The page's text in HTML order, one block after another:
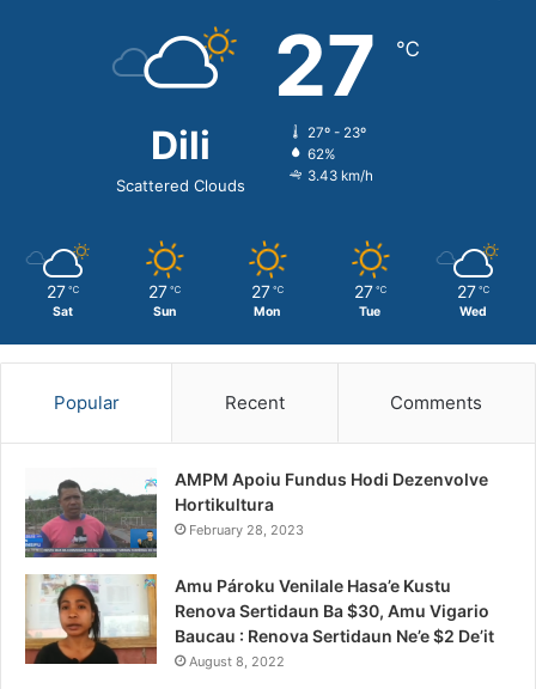
Dili
Scattered Clouds
27 ℃
27º - 23º
62%
3.43 km/h
27 ℃
Sat
27 ℃
Sun
27 ℃
Mon
27 ℃
Tue
27 ℃
Wed
Popular Recent Comments
AMPM Apoiu Fundus Hodi Dezenvolve
Hortikultura
February 28, 2023
Amu Pároku Venilale Hasa’e Kustu
Renova Sertidaun Ba $30, Amu Vigario
Baucau : Renova Sertidaun Ne’e $2 De’it
August 8, 2022